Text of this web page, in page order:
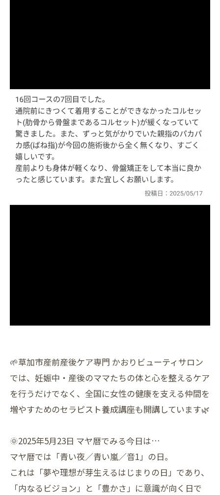
🌱草加市産前産後ケア専門 かおりビューティサロン
では、妊娠中・産後のママたちの体と心を整えるケア
を行うだけでなく、全国に女性の健康を支える仲間を
増やすためのセラピスト養成講座も開講しています🌿
🌞2025年5月23日 マヤ暦でみる今日は…
マヤ暦では「青い夜／青い嵐／音1」の日。
これは「夢や理想が芽生えるはじまりの日」であり、
「内なるビジョン」と「豊かさ」に意識が向く日で